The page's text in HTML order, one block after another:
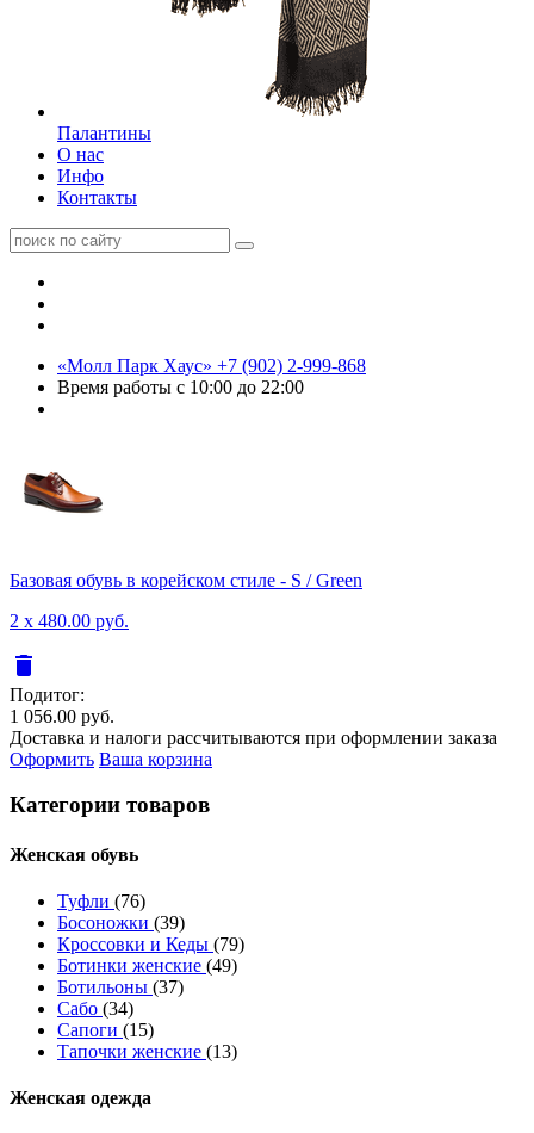
Палантины
О нас
Инфо
Контакты
«Молл Парк Хаус» +7 (902) 2-999-868
Время работы с 10:00 до 22:00
Базовая обувь в корейском стиле - S / Green
2 x 480.00 руб.
delete
Подитог:
1 056.00 руб.
Доставка и налоги рассчитываются при оформлении заказа
Оформить Ваша корзина
Категории товаров
Женcкая обувь
Туфли (76)
Босоножки (39)
Кроссовки и Кеды (79)
Ботинки женские (49)
Ботильоны (37)
Сабо (34)
Сапоги (15)
Тапочки женские (13)
Женская одежда